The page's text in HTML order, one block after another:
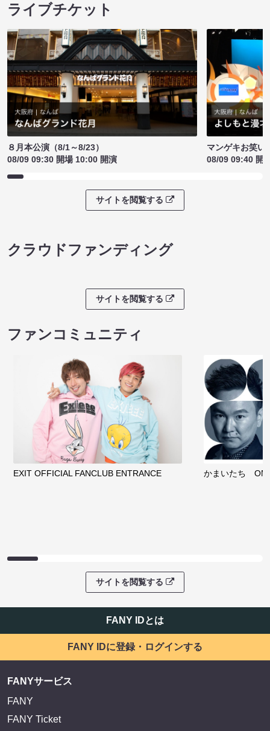
ライブチケット
８月本公演（8/1～8/23）
08/09 09:30 開場 10:00 開演
マンゲキお笑い
08/09 09:40 開
サイトを閲覧する
クラウドファンディング
サイトを閲覧する
ファンコミュニティ
EXIT OFFICIAL FANCLUB ENTRANCE かまいたち
サイトを閲覧する
FANY IDとは
FANY IDに登録・ログインする
FANYサービス
FANY
FANY Ticket